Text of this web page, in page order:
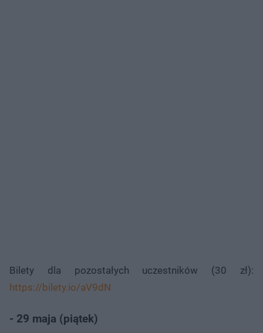
Bilety dla pozostałych uczestników (30 zł):
https://bilety.io/aV9dN
- 29 maja (piątek)